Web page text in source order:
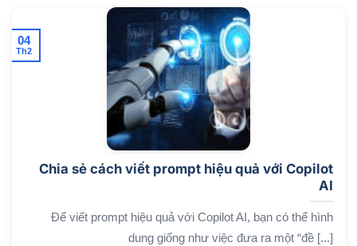
Chia sẻ cách viết prompt hiệu quả với Copilot
AI
Để viết prompt hiệu quả với Copilot AI, bạn có thể hình
dung giống như việc đưa ra một “đề [...]
04
Th2